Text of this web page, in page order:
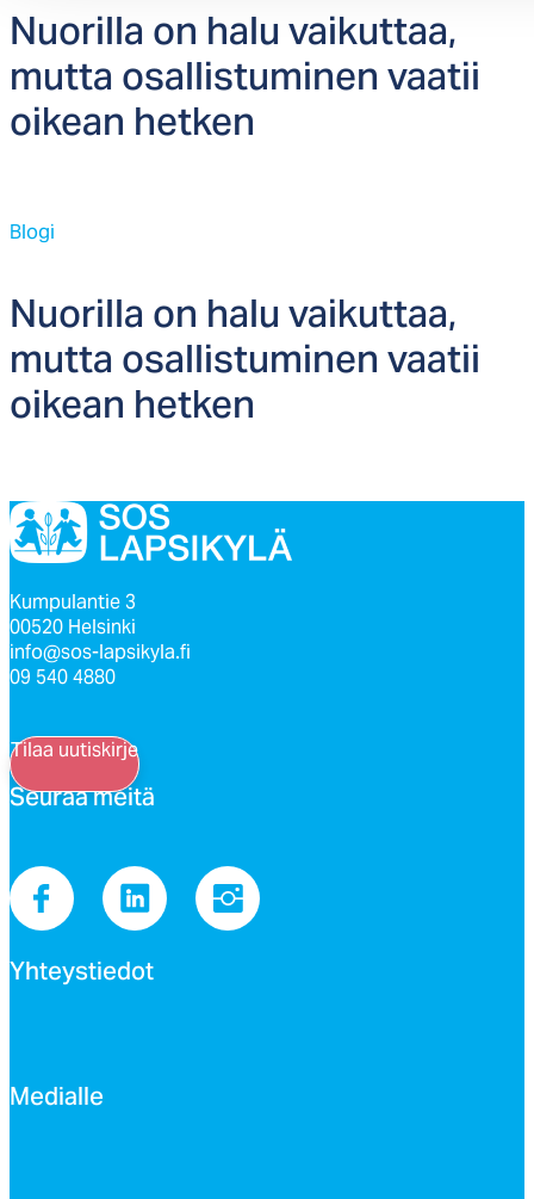
Nuo­ril­la on ha­lu vai­kut­taa,
mut­ta osal­lis­tu­mi­nen vaa­tii
oi­kean het­ken
Blogi
Nuo­ril­la on ha­lu vai­kut­taa,
mut­ta osal­lis­tu­mi­nen vaa­tii
oi­kean het­ken
Kumpulantie 3
00520 Helsinki
info@sos-lapsikyla.fi
09 540 4880
Tilaa uutiskirje
Seu­raa mei­tä
Yh­teys­tie­dot
Me­dial­le